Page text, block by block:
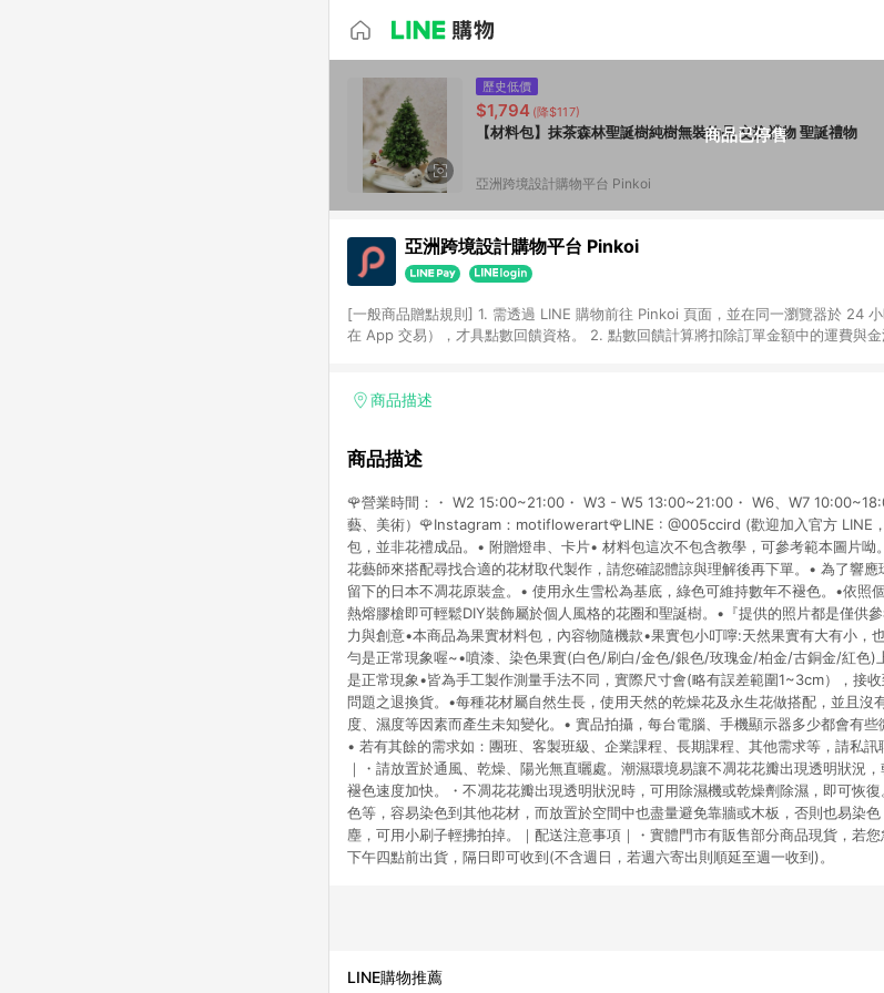
商品已停售
歷史低價
$1,794 (降$117)
【材料包】抹茶森林聖誕樹純樹無裝飾品 交換禮物 聖誕禮物
亞洲跨境設計購物平台 Pinkoi
亞洲跨境設計購物平台 Pinkoi
[一般商品贈點規則] 1. 需透過 LINE 購物前往 Pinkoi 頁面，並在同一瀏覽器於 24
在 App 交易），才具點數回饋資格。 2. 點數回饋計算將扣除訂單金額中的運費與
格，部分退款不在此限。 6. APP 請更新至Android v4.6.0 / iOS v4.1.5 以上才具贈
使用規則請以點數紅包活動說明為準。 11. 若於 LINE 購物前往 Pinkoi 頁面後才首次
商品描述
商品描述
🌹營業時間：・ W2 15:00~21:00・ W3 - W5 13:00~21:00・ W6、W7
藝、美術）🌹Instagram：motiflowerart🌹LINE : @005ccird (歡迎加入官方 LINE
包，並非花禮成品。• 附贈燈串、卡片• 材料包這次不包含教學，可參考範本圖片
花藝師來搭配尋找合適的花材取代製作，請您確認體諒與理解後再下單。• 為了響
留下的日本不凋花原裝盒。• 使用永生雪松為基底，綠色可維持數年不褪色。•依照
熱熔膠槍即可輕鬆DIY裝飾屬於個人風格的花圈和聖誕樹。•『提供的照片都是僅供
力與創意•本商品為果實材料包，內容物隨機款•果實包小叮嚀:天然果實有大有小，
勻是正常現象喔~•噴漆、染色果實(白色/刷白/金色/銀色/玫瑰金/柏金/古銅金/紅色)
是正常現象•皆為手工製作測量手法不同，實際尺寸會(略有誤差範圍1~3cm），接
問題之退換貨。•每種花材屬自然生長，使用天然的乾燥花及永生花做搭配，並且沒
度、濕度等因素而產生未知變化。• 實品拍攝，每台電腦、手機顯示器多少都會有些
• 若有其餘的需求如：團班、客製班級、企業課程、長期課程、其他需求等，請私
｜・請放置於通風、乾燥、陽光無直曬處。潮濕環境易讓不凋花花瓣出現透明狀況
褪色速度加快。・不凋花花瓣出現透明狀況時，可用除濕機或乾燥劑除濕，即可恢
色等，容易染色到其他花材，而放置於空間中也盡量避免靠牆或木板，否則也易染
塵，可用小刷子輕拂拍掉。｜配送注意事項｜・實體門市有販售部分商品現貨，若
下午四點前出貨，隔日即可收到(不含週日，若週六寄出則順延至週一收到)。
LINE購物推薦